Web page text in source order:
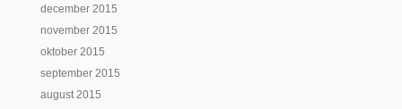
december 2015
november 2015
oktober 2015
september 2015
august 2015